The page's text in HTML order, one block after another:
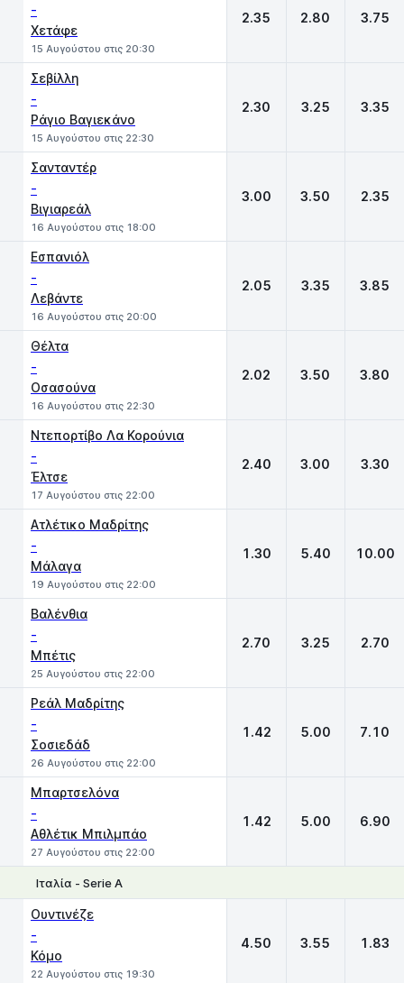
-
Χετάφε
15 Αυγούστου στις 20:30
2.35 2.80 3.75
Σεβίλλη
-
Ράγιο Βαγιεκάνο
15 Αυγούστου στις 22:30
2.30 3.25 3.35
Σανταντέρ
-
Βιγιαρεάλ
16 Αυγούστου στις 18:00
3.00 3.50 2.35
Εσπανιόλ
-
Λεβάντε
16 Αυγούστου στις 20:00
2.05 3.35 3.85
Θέλτα
-
Οσασούνα
16 Αυγούστου στις 22:30
2.02 3.50 3.80
Ντεπορτίβο Λα Κορούνια
-
Έλτσε
17 Αυγούστου στις 22:00
2.40 3.00 3.30
Ατλέτικο Μαδρίτης
-
Μάλαγα
19 Αυγούστου στις 22:00
1.30 5.40 10.00
Βαλένθια
-
Μπέτις
25 Αυγούστου στις 22:00
2.70 3.25 2.70
Ρεάλ Μαδρίτης
-
Σοσιεδάδ
26 Αυγούστου στις 22:00
1.42 5.00 7.10
Μπαρτσελόνα
-
Αθλέτικ Μπιλμπάο
27 Αυγούστου στις 22:00
1.42 5.00 6.90
Ιταλία - Serie A
Ουντινέζε
-
Κόμο
22 Αυγούστου στις 19:30
4.50 3.55 1.83